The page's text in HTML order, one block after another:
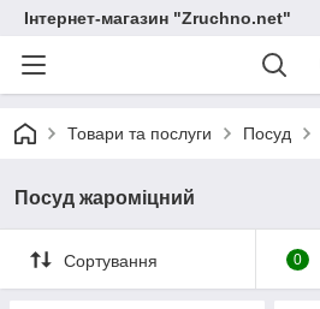
Інтернет-магазин "Zruchno.net"
Товари та послуги Посуд
Посуд жароміцний
Сортування 0